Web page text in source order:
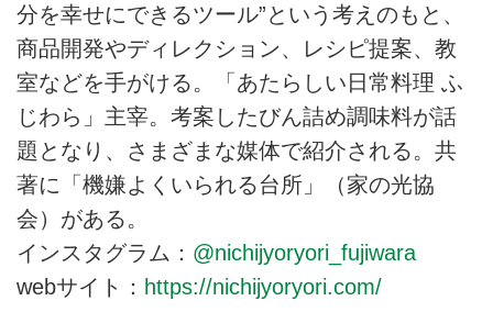
分を幸せにできるツール”という考えのもと、
商品開発やディレクション、レシピ提案、教
室などを手がける。「あたらしい日常料理 ふ
じわら」主宰。考案したびん詰め調味料が話
題となり、さまざまな媒体で紹介される。共
著に「機嫌よくいられる台所」（家の光協
会）がある。
インスタグラム： @nichijyoryori_fujiwara
webサイト： https://nichijyoryori.com/